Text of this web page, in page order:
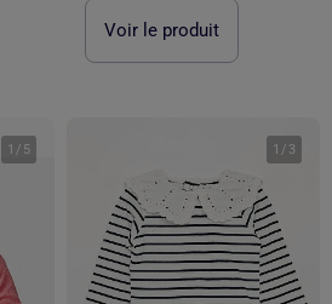
Voir le produit
1 / 5 1 / 3